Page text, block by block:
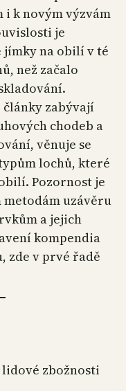
i k novým výzvám
je
jímky na obilí v té
než začalo
zabývají
chodeb a
věnuje se
lochů, které
Pozornost je
metodám uzávěru
a jejich
kompendia
zde v prvé řadě
zbožnosti